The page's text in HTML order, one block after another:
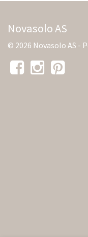
Novasolo AS
© 2026 Novasolo AS -